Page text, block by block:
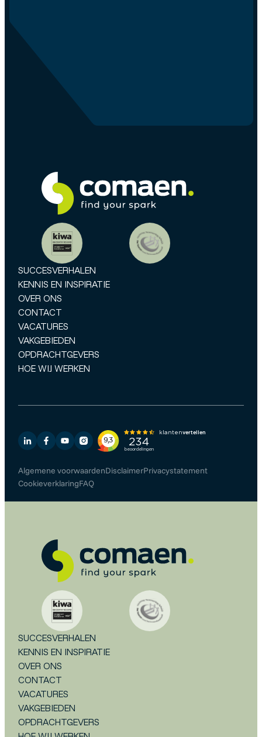
SUCCESVERHALEN
KENNIS EN INSPIRATIE
OVER ONS
CONTACT
VACATURES
VAKGEBIEDEN
OPDRACHTGEVERS
HOE WIJ WERKEN
Algemene voorwaardenDisclaimerPrivacystatement
CookieverklaringFAQ
SUCCESVERHALEN
KENNIS EN INSPIRATIE
OVER ONS
CONTACT
VACATURES
VAKGEBIEDEN
OPDRACHTGEVERS